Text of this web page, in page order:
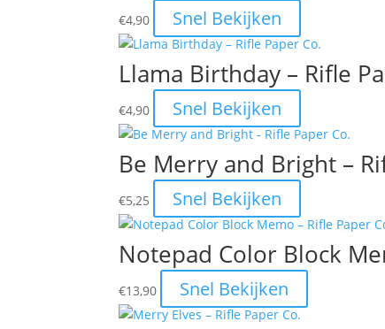
€4,90 Snel Bekijken
Llama Birthday – Rifle
€4,90 Snel Bekijken
Be Merry and Bright –
€5,25 Snel Bekijken
Notepad Color Block
€13,90 Snel Bekijken